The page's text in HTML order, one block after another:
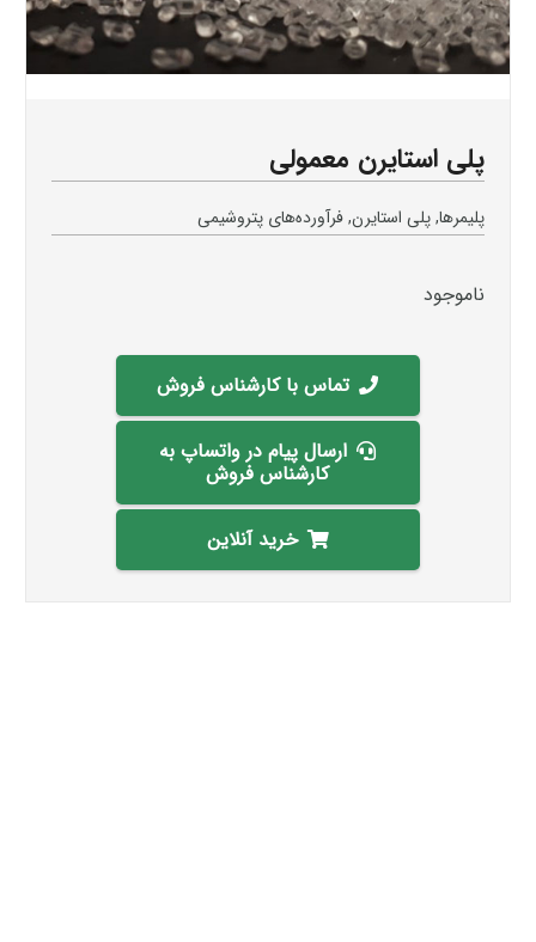
پلی استایرن معمولی
پلیمرها,پلی استایرن,فرآورده‌های پتروشیمی
نا‌موجود
تماس با کارشناس فروش
ارسال پیام در واتساپ به
کارشناس فروش
خرید آنلاین